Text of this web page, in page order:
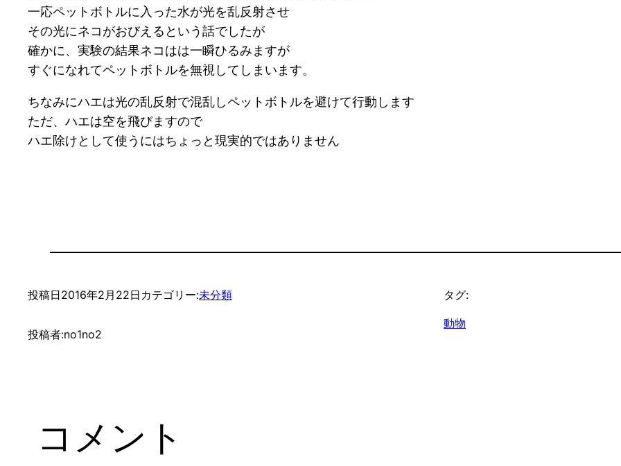
一応ペットボトルに入った水が光を乱反射させ
その光にネコがおびえるという話でしたが
確かに、実験の結果ネコはは一瞬ひるみますが
すぐになれてペットボトルを無視してしまいます。
ちなみにハエは光の乱反射で混乱しペットボトルを避けて行動します
ただ、ハエは空を飛びますので
ハエ除けとして使うにはちょっと現実的ではありません
投稿日2016年2月22日 カテゴリー:未分類
投稿者:no1no2
タグ:
動物
コメント